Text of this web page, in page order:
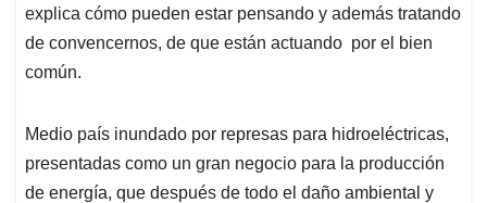
explica cómo pueden estar pensando y además tratando
de convencernos, de que están actuando por el bien
común.
Medio país inundado por represas para hidroeléctricas,
presentadas como un gran negocio para la producción
de energía, que después de todo el daño ambiental y